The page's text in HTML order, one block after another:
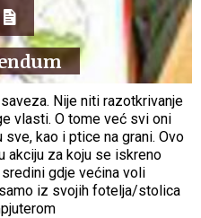
Nije niti razotkrivanje
vlasti. O tome već svi oni
kao i ptice na grani. Ovo
akciju za koju se iskreno
gdje većina voli
iz svojih fotelja/stolica